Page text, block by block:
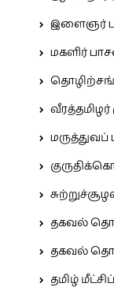
இளைஞர்
மகளிர்
தகவல்
தகவல்
தமிழ்